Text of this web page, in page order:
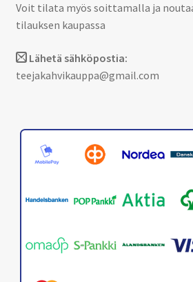
Voit tilata myös soittamalla ja
tilauksen kaupassa
Lähetä sähköpostia:
teejakahvikauppa@gmail.com